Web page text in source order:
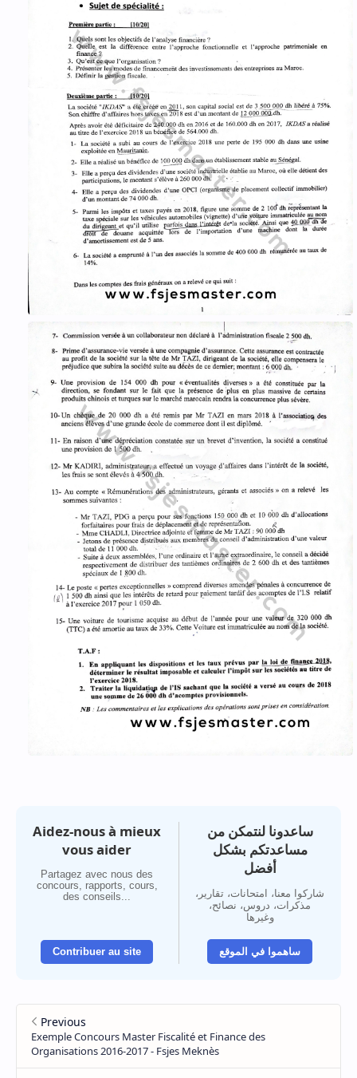
Aidez-nous à mieux
vous aider
Partagez avec nous des
concours, rapports, cours,
des conseils...
Contribuer au site
ساعدونا لنتمكن من
مساعدتكم بشكل
أفضل
شاركوا معنا، امتحانات، تقارير،
مذكرات، دروس، نصائح،
وغيرها
ساهموا في الموقع